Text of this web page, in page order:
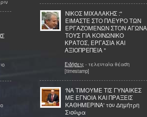
ΝΙΚΟΣ ΜΙΧΑΛΑΚΗΣ :"
ΕΙΜΑΣΤΕ ΣΤΟ ΠΛΕΥΡΟ ΤΩΝ
ΕΡΓΑΖΟΜΕΝΩΝ ΣΤΟΝ ΑΓΩΝΑ
ΤΟΥΣ ΓΙΑ ΚΟΙΝΩΝΙΚΟ
ΚΡΑΤΟΣ, ΕΡΓΑΣΙΑ ΚΑΙ
ΑΞΙΟΠΡΕΠΕΙΑ "
Ειδήσεις - τελευταία θέαση
[timestamp]
'ΝΑ ΤΙΜΟΥΜΕ ΤΙΣ ΓΥΝΑΙΚΕΣ
ΜΕ ΕΓΝΟΙΑ ΚΑΙ ΠΡΑΞΕΙΣ
ΚΑΘΗΜΕΡΙΝΑ' του Δημήτρη
Σιούφα